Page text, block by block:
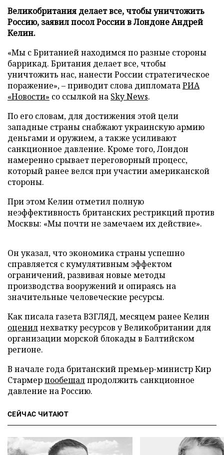
Великобритания делает все, чтобы уничтожить
Россию, заявил посол России в Лондоне Андрей
Келин.
«Мы с Британией находимся по разные стороны
баррикад. Британия делает все, чтобы
уничтожить нас, нанести России стратегическое
поражение», – приводит слова дипломатаРИА
«Новости» со ссылкой на Sky News.
По его словам, для достижения этой цели
западные страны снабжают украинскую армию
деньгами и оружием, а также усиливают
санкционное давление. Кроме того, Лондон
намеренно срывает переговорный процесс,
который ранее велся при участии американской
стороны.
При этом Келин отметил полную
неэффективность британских рестрикций против
Москвы: «Мы почти не замечаем их действие».
Он указал, что экономика страны успешно
справляется с кумулятивным эффектом
ограничений, развивая новые методы
производства вооружений и опираясь на
значительные человеческие ресурсы.
Как писала газета ВЗГЛЯД, месяцем ранее Келин
оценилнехватку ресурсов у Великобритании для
организации морской блокады в Балтийском
регионе.
В начале года британский премьер-министр Кир
Стармерпообещалпродолжить санкционное
давление на Россию.
СЕЙЧАС ЧИТАЮТ